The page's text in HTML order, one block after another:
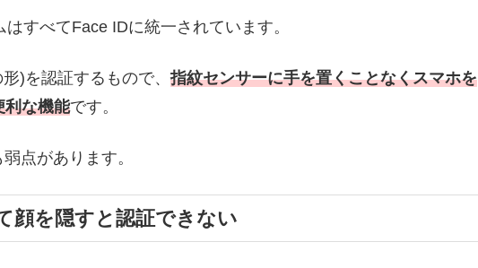
すべてFace IDに統一されています。
)を認証するもので、指紋センサーに手を置くことなくスマホを
利な機能です。
点があります。
顔を隠すと認証できない